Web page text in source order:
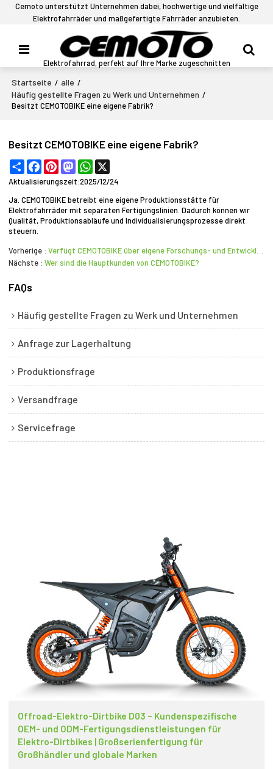
Cemoto unterstützt Unternehmen dabei, hochwertige und vielfältige
Elektrofahrräder und maßgefertigte Fahrräder anzubieten.
Elektrofahrrad, perfekt auf Ihre Marke zugeschnitten
Startseite / alle /
Häufig gestellte Fragen zu Werk und Unternehmen /
Besitzt CEMOTOBIKE eine eigene Fabrik?
Besitzt CEMOTOBIKE eine eigene Fabrik?
Share FacebookPinterestMastodonWhatsApp
Aktualisierungszeit:2025/12/24
Ja. CEMOTOBIKE betreibt eine eigene Produktionsstätte für
Elektrofahrräder mit separaten Fertigungslinien. Dadurch können wir
Qualität, Produktionsabläufe und Individualisierungsprozesse direkt
steuern.
Vorherige
Nächste
Wer sind die Hauptkunden von CEMOTOBIKE?
FAQs
Häufig gestellte Fragen zu Werk und Unternehmen
Anfrage zur Lagerhaltung
Produktionsfrage
Versandfrage
Servicefrage
Offroad-Elektro-Dirtbike D03 – Kundenspezifische
OEM- und ODM-Fertigungsdienstleistungen für
Elektro-Dirtbikes | Großserienfertigung für
Großhändler und globale Marken